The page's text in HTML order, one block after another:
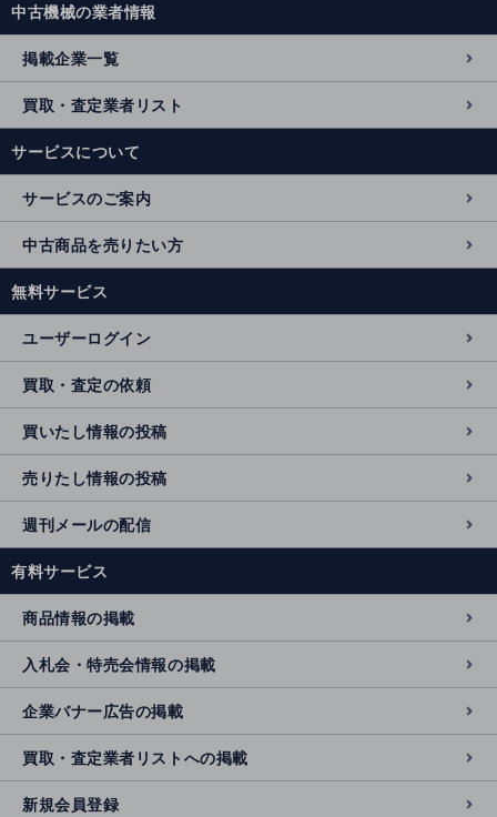
中古機械の業者情報
掲載企業一覧
買取・査定業者リスト
サービスについて
サービスのご案内
中古商品を売りたい方
無料サービス
ユーザーログイン
買取・査定の依頼
買いたし情報の投稿
売りたし情報の投稿
週刊メールの配信
有料サービス
商品情報の掲載
入札会・特売会情報の掲載
企業バナー広告の掲載
買取・査定業者リストへの掲載
新規会員登録